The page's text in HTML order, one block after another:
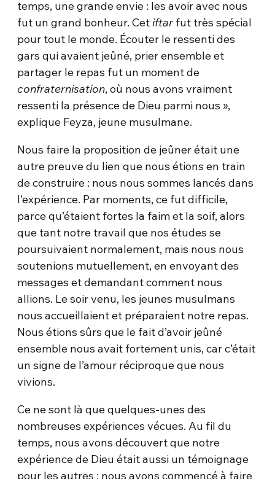
temps, une grande envie : les avoir avec nous
fut un grand bonheur. Cetiftar fut très spécial
pour tout le monde. Écouter le ressenti des
gars qui avaient jeûné, prier ensemble et
partager le repas fut un moment de
confraternisation, où nous avons vraiment
ressenti la présence de Dieu parmi nous »,
explique Feyza, jeune musulmane.
Nous faire la proposition de jeûner était une
autre preuve du lien que nous étions en train
de construire : nous nous sommes lancés dans
l’expérience. Par moments, ce fut difficile,
parce qu’étaient fortes la faim et la soif, alors
que tant notre travail que nos études se
poursuivaient normalement, mais nous nous
soutenions mutuellement, en envoyant des
messages et demandant comment nous
allions. Le soir venu, les jeunes musulmans
nous accueillaient et préparaient notre repas.
Nous étions sûrs que le fait d’avoir jeûné
ensemble nous avait fortement unis, car c’était
un signe de l’amour réciproque que nous
vivions.
Ce ne sont là que quelques-unes des
nombreuses expériences vécues. Au fil du
temps, nous avons découvert que notre
expérience de Dieu était aussi un témoignage
pour les autres : nous avons commencé à faire